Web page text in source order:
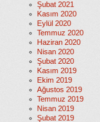
Şubat 2021
Kasım 2020
Eylül 2020
Temmuz 2020
Haziran 2020
Nisan 2020
Şubat 2020
Kasım 2019
Ekim 2019
Ağustos 2019
Temmuz 2019
Nisan 2019
Şubat 2019